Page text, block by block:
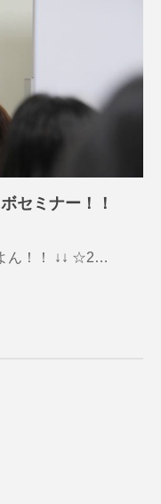
セミナー！！
ん！！ ↓↓ ☆2…